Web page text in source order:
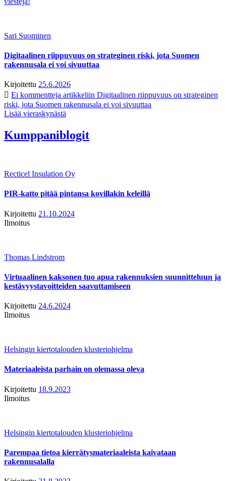
Sari Suominen
Digitaalinen riippuvuus on strateginen riski, jota Suomen
rakennusala ei voi sivuuttaa
Kirjoitettu 25.6.2026
Ei kommentteja artikkeliin Digitaalinen riippuvuus on strateginen
riski, jota Suomen rakennusala ei voi sivuuttaa
Lisää vieraskynästä
Kumppaniblogit
Recticel Insulation Oy
PIR-katto pitää pintansa kovillakin keleillä
Kirjoitettu 21.10.2024
Ilmoitus
Thomas Lindstrom
Virtuaalinen kaksonen tuo apua rakennuksien suunnitteluun ja
kestävyystavoitteiden saavuttamiseen
Kirjoitettu 24.6.2024
Ilmoitus
Helsingin kiertotalouden klusteriohjelma
Materiaaleista parhain on olemassa oleva
Kirjoitettu 18.9.2023
Ilmoitus
Helsingin kiertotalouden klusteriohjelma
Parempaa tietoa kierrätysmateriaaleista kaivataan
rakennusalalla